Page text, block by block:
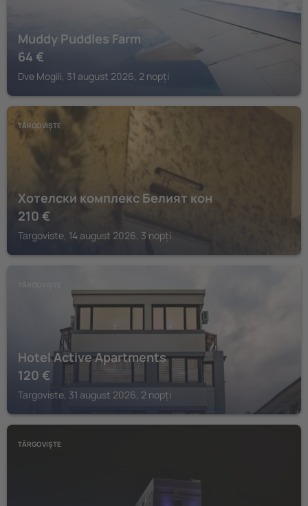
Muddy Puddles Farm
64 €
Dve Mogili, 31 august 2026, 2 nopți
TĂRGOVIȘTE
Хотелски комплекс Белият кон
210 €
Targoviste, 14 august 2026, 3 nopți
TĂRGOVIȘTE
Hotel Active Apartments
120 €
Targoviste, 31 august 2026, 2 nopți
TĂRGOVIȘTE